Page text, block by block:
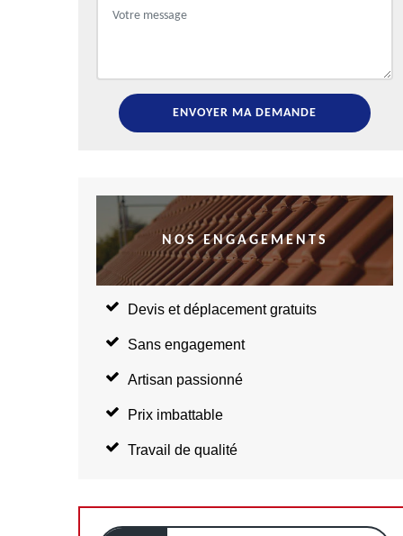
NOS ENGAGEMENTS
Devis et déplacement gratuits
Sans engagement
Artisan passionné
Prix imbattable
Travail de qualité